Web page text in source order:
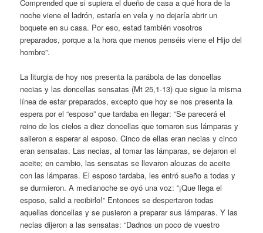
Comprended que si supiera el dueño de casa a qué hora de la
noche viene el ladrón, estaría en vela y no dejaría abrir un
boquete en su casa. Por eso, estad también vosotros
preparados, porque a la hora que menos penséis viene el Hijo del
hombre”.
La liturgia de hoy nos presenta la parábola de las doncellas
necias y las doncellas sensatas (Mt 25,1-13) que sigue la misma
línea de estar preparados, excepto que hoy se nos presenta la
espera por el “esposo” que tardaba en llegar: “Se parecerá el
reino de los cielos a diez doncellas que tomaron sus lámparas y
salieron a esperar al esposo. Cinco de ellas eran necias y cinco
eran sensatas. Las necias, al tomar las lámparas, se dejaron el
aceite; en cambio, las sensatas se llevaron alcuzas de aceite
con las lámparas. El esposo tardaba, les entró sueño a todas y
se durmieron. A medianoche se oyó una voz: “¡Que llega el
esposo, salid a recibirlo!” Entonces se despertaron todas
aquellas doncellas y se pusieron a preparar sus lámparas. Y las
necias dijeron a las sensatas: “Dadnos un poco de vuestro